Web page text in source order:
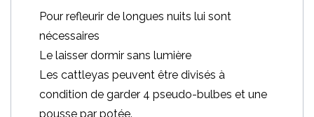
Pour refleurir de longues nuits lui sont
nécessaires
Le laisser dormir sans lumière
Les cattleyas peuvent être divisés à
condition de garder 4 pseudo-bulbes et une
pousse par potée.